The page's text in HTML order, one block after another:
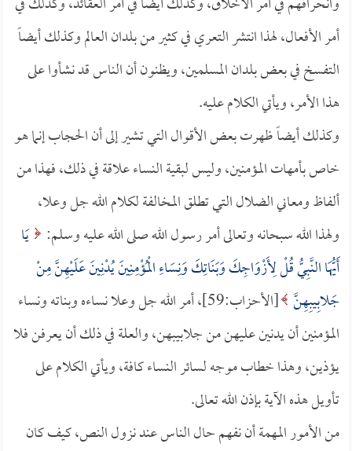
أمر الأفعال، لهذا انتشر التعري في كثير من بلدان العالم وكذلك أيضاً
التفسخ في بعض بلدان المسلمين، ويظنون أن الناس قد نشأوا على
هذا الأمر، ويأتي الكلام عليه.
وكذلك أيضاً ظهرت بعض الأقوال التي تشير إلى أن الحجاب إنما هو
خاص بأمهات المؤمنين، وليس لبقية النساء علاقة في ذلك، فهذا من
ألفاظ ومعاني الضلال التي تطلق المخالفة لكلام الله جل وعلا،
ولهذا الله سبحانه وتعالى أمر رسول الله صلى الله عليه وسلم: يَا
أَيُّهَا النَّبِيُّ قُلْ لِأَزْوَاجِكَ وَبَنَاتِكَ وَنِسَاءِ الْمُؤْمِنِينَ يُدْنِينَ عَلَيْهِنَّ مِنْ
جَلابِيبِهِنَّ
[الأحزاب:59]، أمر الله جل وعلا نساءه وبناته ونساء
المؤمنين أن يدنين عليهن من جلابيبهن، والعلة في ذلك أن يعرفن فلا
يؤذين، وهذا خطاب موجه لسائر النساء كافة، ويأتي الكلام على
تأويل هذه الآية بإذن الله تعالى.
من الأمور المهمة أن نفهم حال الناس عند نزول النص، كيف كان